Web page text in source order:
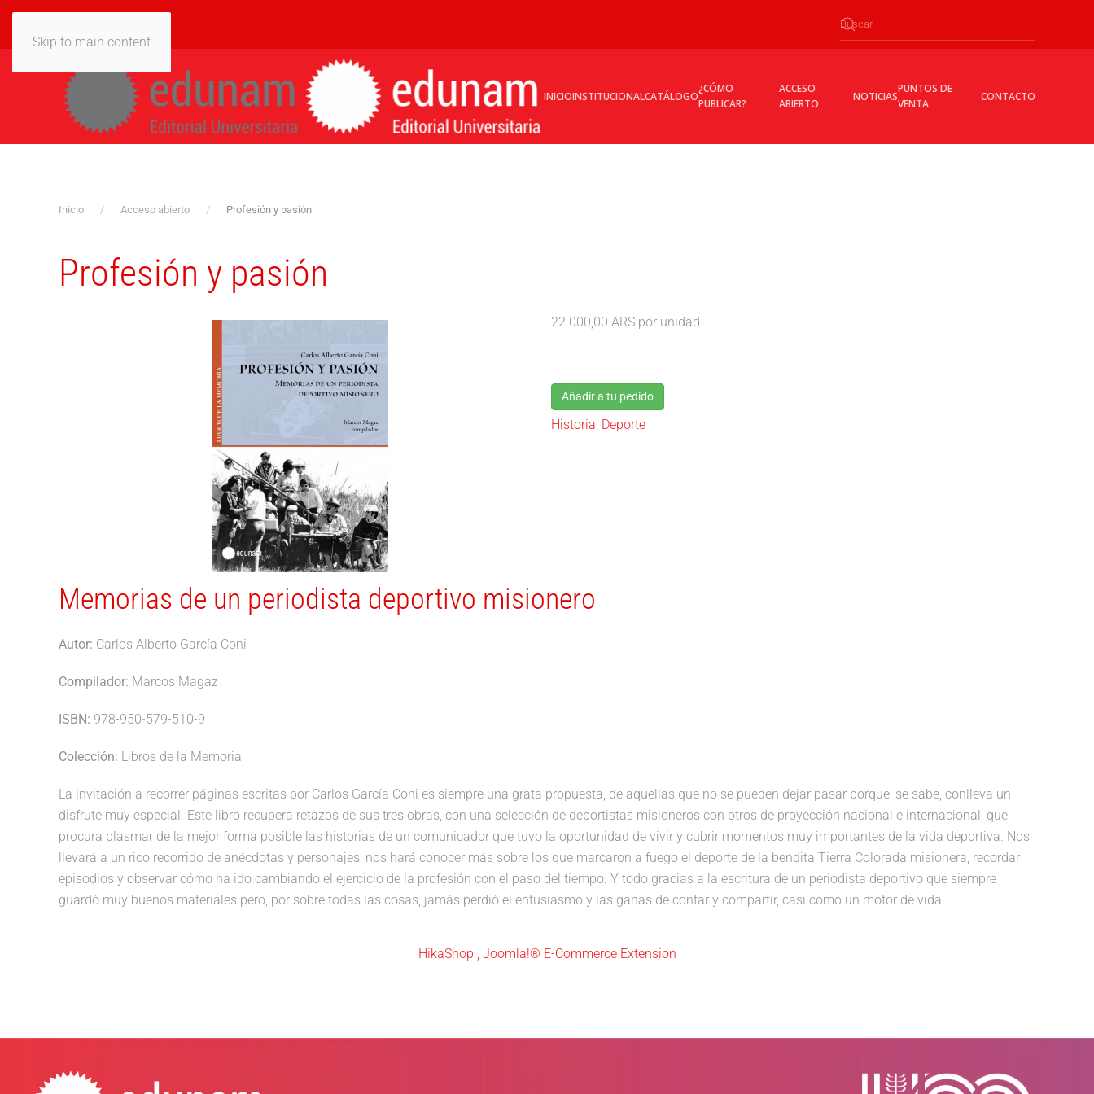
Skip to main content
INICIOINSTITUCIONALCATÁLOGO
¿CÓMO
PUBLICAR?
ACCESO
ABIERTO
NOTICIAS
PUNTOS DE
VENTA
CONTACTO
Inicio Acceso abierto Profesión y pasión
Profesión y pasión
22 000,00 ARS por unidad
Añadir a tu pedido
Historia Deporte
Memorias de un periodista deportivo misionero
Autor: Carlos Alberto García Coni
Compilador: Marcos Magaz
ISBN: 978-950-579-510-9
Colección: Libros de la Memoria
La invitación a recorrer páginas escritas por Carlos García Coni es siempre una grata propuesta, de aquellas que no se pueden dejar pasar porque, se sabe, conlleva un
disfrute muy especial. Este libro recupera retazos de sus tres obras, con una selección de deportistas misioneros con otros de proyección nacional e internacional, que
procura plasmar de la mejor forma posible las historias de un comunicador que tuvo la oportunidad de vivir y cubrir momentos muy importantes de la vida deportiva. Nos
llevará a un rico recorrido de anécdotas y personajes, nos hará conocer más sobre los que marcaron a fuego el deporte de la bendita Tierra Colorada misionera, recordar
episodios y observar cómo ha ido cambiando el ejercicio de la profesión con el paso del tiempo. Y todo gracias a la escritura de un periodista deportivo que siempre
guardó muy buenos materiales pero, por sobre todas las cosas, jamás perdió el entusiasmo y las ganas de contar y compartir, casi como un motor de vida.
HikaShop , Joomla!® E-Commerce Extension